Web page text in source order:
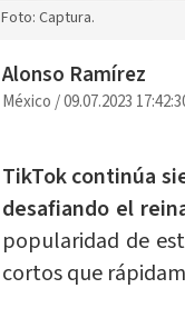
Foto: Captura.
Alonso Ramírez
México/09.07.2023
TikTok continúa
desafiando el
popularidad de
cortos que